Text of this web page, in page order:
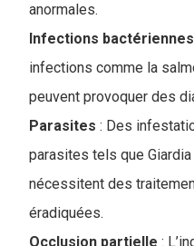
anormales.
Infections
infections comme la
peuvent provoquer des
Parasites : Des
parasites tels que
nécessitent des
éradiquées.
Occlusion partielle :